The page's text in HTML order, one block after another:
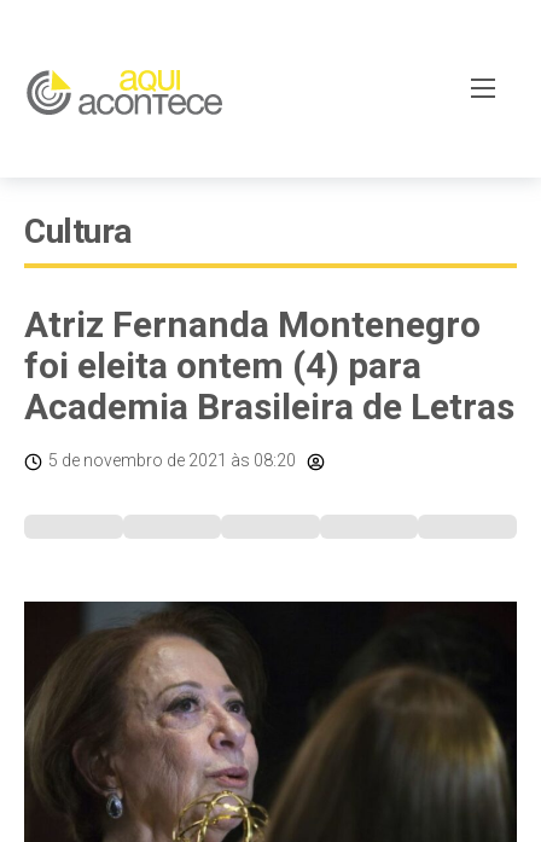
Cultura
Atriz Fernanda Montenegro
foi eleita ontem (4) para
Academia Brasileira de Letras
5 de novembro de 2021 às 08:20